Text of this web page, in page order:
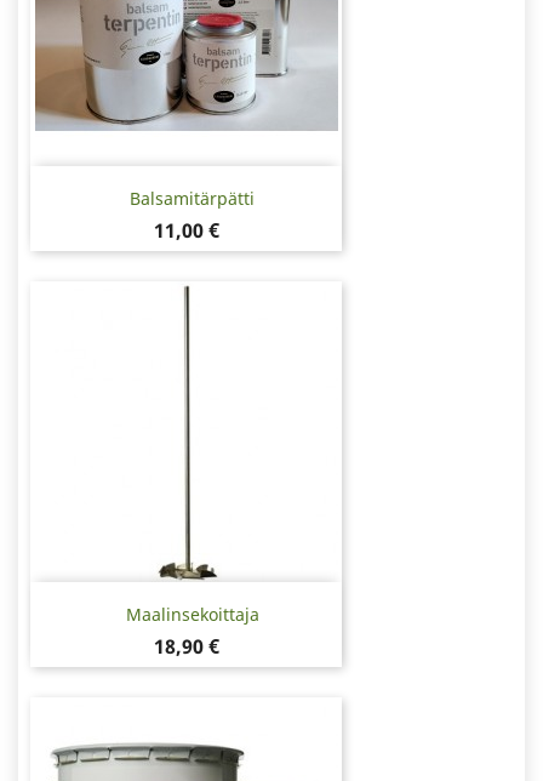
Balsamitärpätti
Hinta
11,00 €
Maalinsekoittaja
Hinta
18,90 €